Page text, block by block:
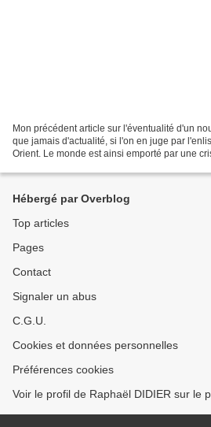
Mon précédent article sur l'éventualité d'un
que jamais d'actualité, si l'on en juge par
Orient. Le monde est ainsi emporté par une
Hébergé par Overblog
Top articles
Pages
Contact
Signaler un abus
C.G.U.
Cookies et données personnelles
Préférences cookies
Voir le profil de Raphaël DIDIER sur le